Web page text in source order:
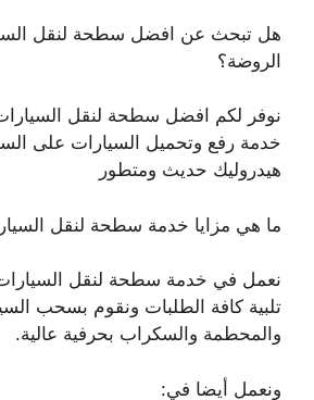
هل تبحث عن افضل سطحة لنقل
الروضة؟
نوفر لكم افضل سطحة لنقل
خدمة رفع وتحميل السيارات على
هيدروليك حديث ومتطور
ما هي مزايا خدمة سطحة لنقل
نعمل في خدمة سطحة لنقل
تلبية كافة الطلبات ونقوم بسحب
والمحطمة والسكراب بحرفية عالية.
ونعمل أيضا في: